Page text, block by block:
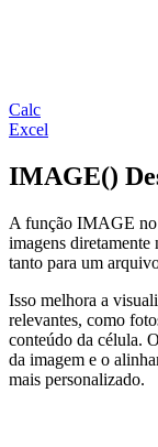
Calc
Excel
IMAGE()
A função IMAGE
imagens
tanto para um
Isso melhora a
relevantes, como
conteúdo da célula.
da imagem e o
mais personalizado.